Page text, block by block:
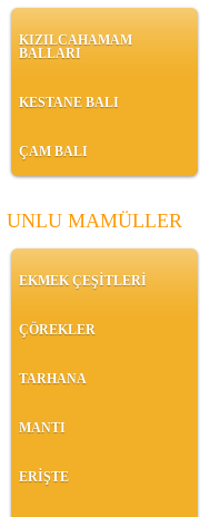
KIZILCAHAMAM
BALLARI
KESTANE BALI
ÇAM BALI
UNLU MAMÜLLER
EKMEK ÇEŞİTLERİ
ÇÖREKLER
TARHANA
MANTI
ERİŞTE